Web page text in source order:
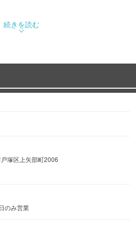
)、ベイヴァイス(定番商品)、
取り揃えております。
さい。
スナー
ビール。材料もチェコ産のモノ
クション法にこだわり、より進化
が楽しめます。2014年チェコで行
て金賞受賞。
ツェン
続きを読む
塚区上矢部町2006
のみ営業